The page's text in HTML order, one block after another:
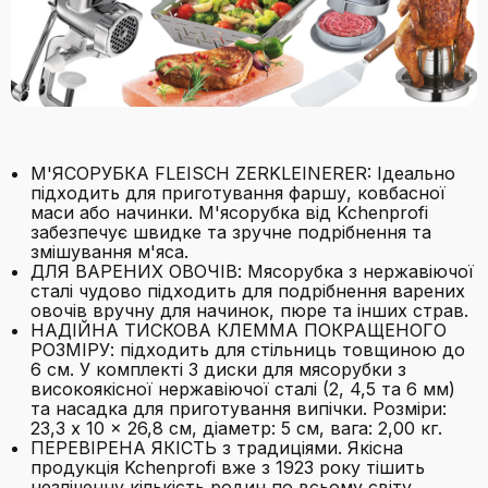
М'ЯСОРУБКА FLEISCH ZERKLEINERER: Ідеально
підходить для приготування фаршу, ковбасної
маси або начинки. М'ясорубка від Kchenprofi
забезпечує швидке та зручне подрібнення та
змішування м'яса.
ДЛЯ ВАРЕНИХ ОВОЧІВ: Мясорубка з нержавіючої
сталі чудово підходить для подрібнення варених
овочів вручну для начинок, пюре та інших страв.
НАДІЙНА ТИСКОВА КЛЕММА ПОКРАЩЕНОГО
РОЗМІРУ: підходить для стільниць товщиною до
6 см. У комплекті 3 диски для мясорубки з
високоякісної нержавіючої сталі (2, 4,5 та 6 мм)
та насадка для приготування випічки. Розміри:
23,3 x 10 x 26,8 см, діаметр: 5 см, вага: 2,00 кг.
ПЕРЕВІРЕНА ЯКІСТЬ з традиціями. Якісна
продукція Kchenprofi вже з 1923 року тішить